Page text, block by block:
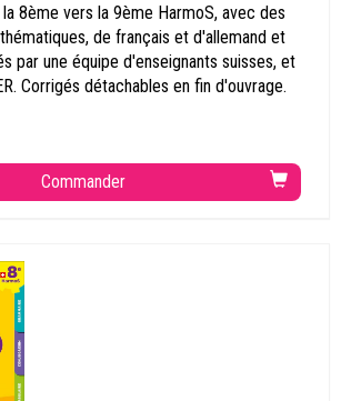
8ème vers la 9ème HarmoS, avec des
de français et d'allemand et
par une équipe d'enseignants suisses, et
Corrigés détachables en fin d'ouvrage.
Commander